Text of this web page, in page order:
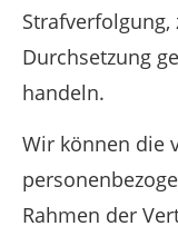
Durchsetzung
handeln.
Wir können die
Rahmen der